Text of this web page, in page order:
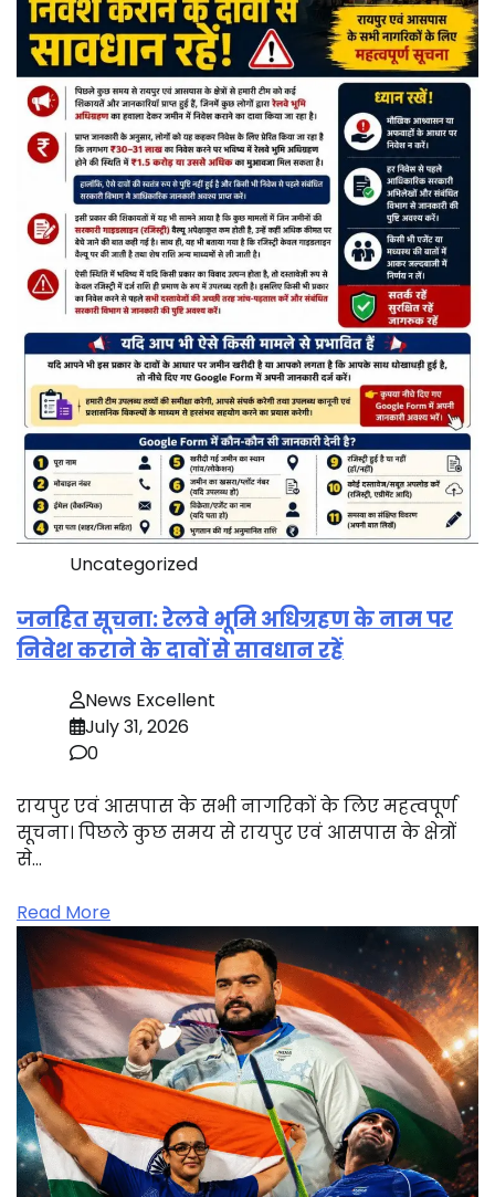
Uncategorized
जनहित सूचना: रेलवे भूमि अधिग्रहण के नाम पर
निवेश कराने के दावों से सावधान रहें
News Excellent
July 31, 2026
0
रायपुर एवं आसपास के सभी नागरिकों के लिए महत्वपूर्ण
सूचना। पिछले कुछ समय से रायपुर एवं आसपास के क्षेत्रों
से…
Read More